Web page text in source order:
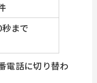
秒まで
電話に切り替わ